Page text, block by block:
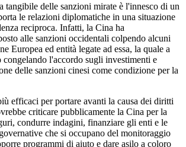
tangibile delle sanzioni mirate è l'innesco di un
le relazioni diplomatiche in una situazione
reciproca. Infatti, la Cina ha
alle sanzioni occidentali colpendo alcuni
Europea ed entità legate ad essa, la quale a
congelando l'accordo sugli investimenti e
delle sanzioni cinesi come condizione per la
efficaci per portare avanti la causa dei diritti
criticare pubblicamente la Cina per la
condurre indagini, finanziare gli enti e le
che si occupano del monitoraggio
programmi di aiuto e dare asilo a coloro